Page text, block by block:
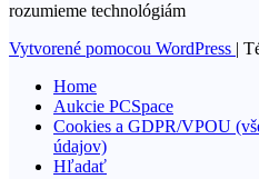
rozumieme technológiám
Vytvorené pomocou WordPress |
Home
Aukcie PCSpace
Cookies a GDPR/VPOU
údajov)
Hľadať